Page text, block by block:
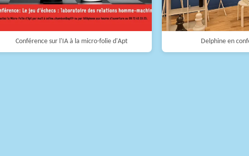
Conférence sur l'IA à la micro-folie d'Apt Delphine en